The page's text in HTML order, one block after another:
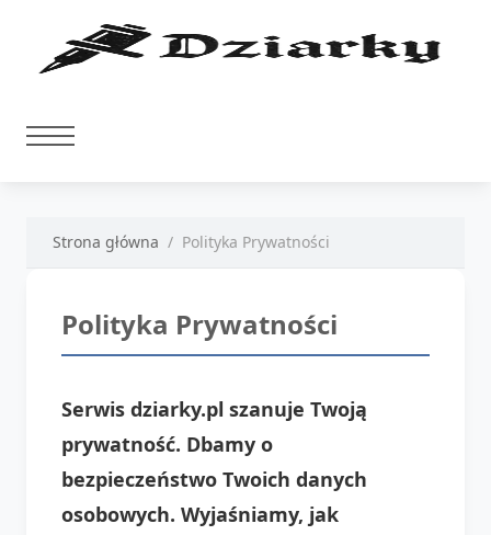
Strona główna Polityka Prywatności
Polityka Prywatności
Serwis dziarky.pl szanuje Twoją
prywatność. Dbamy o
bezpieczeństwo Twoich danych
osobowych. Wyjaśniamy, jak